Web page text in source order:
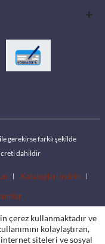
ile gerekirse farklı şekilde
dahildir
Katalogları indirin
çerez kullanmaktadır ve
kolaylaştıran,
siteleri ve sosyal